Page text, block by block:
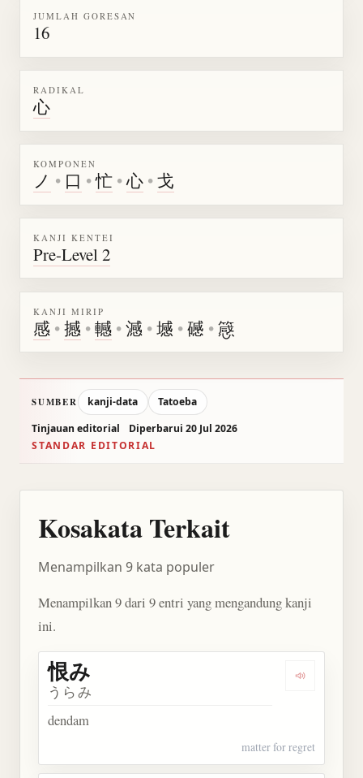
JUMLAH GORESAN
16
RADIKAL
心
KOMPONEN
ノ • 口 •忙 •心 •戈
KANJI KENTEI
Pre-Level 2
KANJI MIRIP
感 •撼 •轗 •澸 •㙳 •䃭 •䉞
SUMBER kanji-data
Tatoeba
Tinjauan editorial
Diperbarui 20 Jul 2026
STANDAR EDITORIAL
Kosakata Terkait
Menampilkan 9 kata populer
Menampilkan 9 dari 9 entri yang mengandung kanji
ini.
Dengarkan
恨み
うらみ
dendam
matter for regret